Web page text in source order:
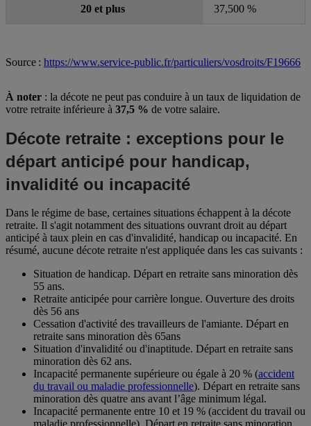
20 et plus 37,500 %
Source : https://www.service-public.fr/particuliers/vosdroits/F19666
À noter : la décote ne peut pas conduire à un taux de liquidation de
votre retraite inférieure à 37,5 % de votre salaire.
Décote retraite : exceptions pour le
départ anticipé pour handicap,
invalidité ou incapacité
Dans le régime de base, certaines situations échappent à la décote
retraite. Il s'agit notamment des situations ouvrant droit au départ
anticipé à taux plein en cas d'invalidité, handicap ou incapacité. En
résumé, aucune décote retraite n'est appliquée dans les cas suivants :
Situation de handicap. Départ en retraite sans minoration dès
55 ans.
Retraite anticipée pour carrière longue. Ouverture des droits
dès 56 ans
Cessation d'activité des travailleurs de l'amiante. Départ en
retraite sans minoration dès 65ans
Situation d'invalidité ou d'inaptitude. Départ en retraite sans
minoration dès 62 ans.
Incapacité permanente supérieure ou égale à 20 % (accident
du travail ou maladie professionnelle). Départ en retraite sans
minoration dès quatre ans avant l’âge minimum légal.
Incapacité permanente entre 10 et 19 % (accident du travail ou
maladie professionnelle). Départ en retraite sans minoration